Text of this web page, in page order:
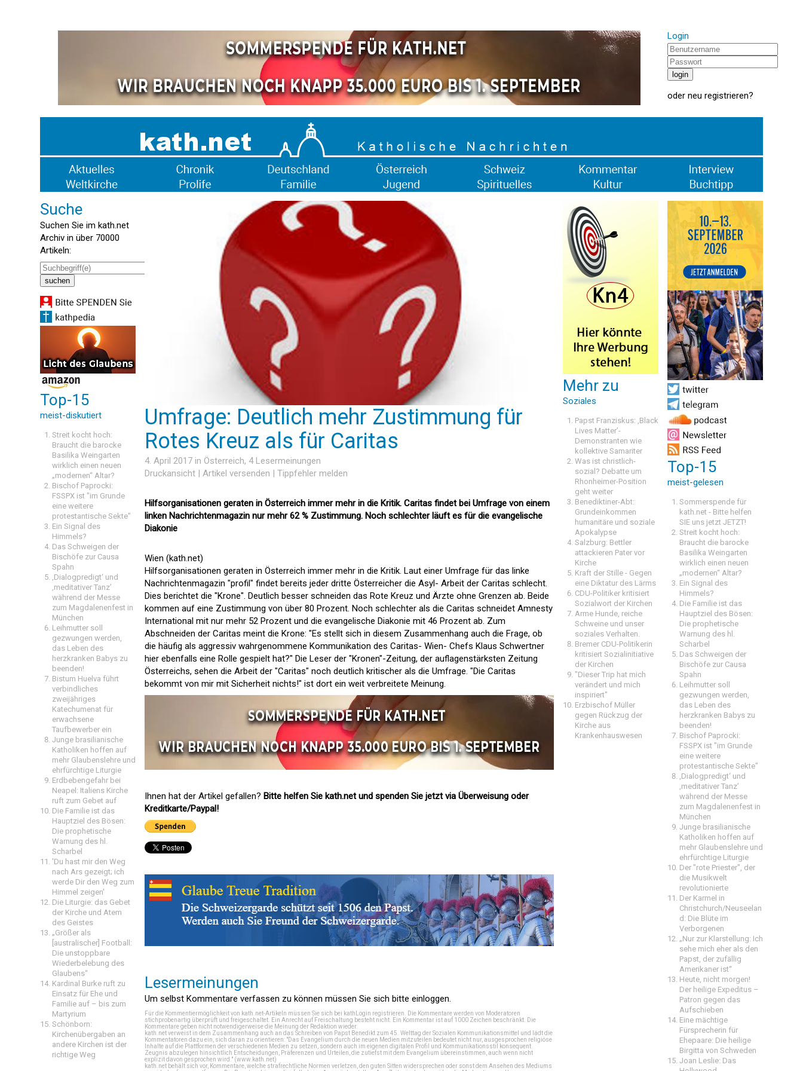
Login
oder neu registrieren?
Suche
Suchen Sie im kath.net
Archiv in über 70000
Artikeln:
Top-15
meist-diskutiert
Streit kocht hoch:
Braucht die barocke
Basilika Weingarten
wirklich einen neuen
„modernen“ Altar?
Bischof Paprocki:
FSSPX ist "im Grunde
eine weitere
protestantische Sekte"
Ein Signal des
Himmels?
Das Schweigen der
Bischöfe zur Causa
Spahn
‚Dialogpredigt‘ und
‚meditativer Tanz’
während der Messe
zum Magdalenenfest in
München
Leihmutter soll
gezwungen werden,
das Leben des
herzkranken Babys zu
beenden!
Bistum Huelva führt
verbindliches
zweijähriges
Katechumenat für
erwachsene
Taufbewerber ein
Junge brasilianische
Katholiken hoffen auf
mehr Glaubenslehre und
ehrfürchtige Liturgie
Erdbebengefahr bei
Neapel: Italiens Kirche
ruft zum Gebet auf
Die Familie ist das
Hauptziel des Bösen:
Die prophetische
Warnung des hl.
Scharbel
'Du hast mir den Weg
nach Ars gezeigt; ich
werde Dir den Weg zum
Himmel zeigen'
Die Liturgie: das Gebet
der Kirche und Atem
des Geistes
„Größer als
[australischer] Football:
Die unstoppbare
Wiederbelebung des
Glaubens“
Kardinal Burke ruft zu
Einsatz für Ehe und
Familie auf – bis zum
Martyrium
Schönborn:
Kirchenübergaben an
andere Kirchen ist der
richtige Weg
Umfrage: Deutlich mehr Zustimmung für
Rotes Kreuz als für Caritas
4. April 2017 in Österreich, 4 Lesermeinungen
Druckansicht | Artikel versenden | Tippfehler melden
Hilfsorganisationen geraten in Österreich immer mehr in die Kritik. Caritas findet bei Umfrage von einem
linken Nachrichtenmagazin nur mehr 62 % Zustimmung. Noch schlechter läuft es für die evangelische
Diakonie
Wien (kath.net)
Hilfsorganisationen geraten in Österreich immer mehr in die Kritik. Laut einer Umfrage für das linke
Nachrichtenmagazin "profil" findet bereits jeder dritte Österreicher die Asyl- Arbeit der Caritas schlecht.
Dies berichtet die "Krone". Deutlich besser schneiden das Rote Kreuz und Ärzte ohne Grenzen ab. Beide
kommen auf eine Zustimmung von über 80 Prozent. Noch schlechter als die Caritas schneidet Amnesty
International mit nur mehr 52 Prozent und die evangelische Diakonie mit 46 Prozent ab. Zum
Abschneiden der Caritas meint die Krone: "Es stellt sich in diesem Zusammenhang auch die Frage, ob
die häufig als aggressiv wahrgenommene Kommunikation des Caritas- Wien- Chefs Klaus Schwertner
hier ebenfalls eine Rolle gespielt hat?" Die Leser der "Kronen"-Zeitung, der auflagenstärksten Zeitung
Österreichs, sehen die Arbeit der "Caritas" noch deutlich kritischer als die Umfrage. "Die Caritas
bekommt von mir mit Sicherheit nichts!" ist dort ein weit verbreitete Meinung.
Ihnen hat der Artikel gefallen? Bitte helfen Sie kath.net und spenden Sie jetzt via Überweisung oder
Kreditkarte/Paypal!
Lesermeinungen
Um selbst Kommentare verfassen zu können müssen Sie sich bitte einloggen.
Für die Kommentiermöglichkeit von kath.net-Artikeln müssen Sie sich bei kathLogin registrieren . Die Kommentare werden von Moderatoren
stichprobenartig überprüft und freigeschaltet. Ein Anrecht auf Freischaltung besteht nicht. Ein Kommentar ist auf 1000 Zeichen beschränkt. Die
Kommentare geben nicht notwendigerweise die Meinung der Redaktion wieder.
kath.net verweist in dem Zusammenhang auch an das Schreiben von Papst Benedikt zum 45. Welttag der Sozialen Kommunikationsmittel und lädt die
Kommentatoren dazu ein, sich daran zu orientieren: "Das Evangelium durch die neuen Medien mitzuteilen bedeutet nicht nur, ausgesprochen religiöse
Inhalte auf die Plattformen der verschiedenen Medien zu setzen, sondern auch im eigenen digitalen Profil und Kommunikationsstil konsequent
Zeugnis abzulegen hinsichtlich Entscheidungen, Präferenzen und Urteilen, die zutiefst mit dem Evangelium übereinstimmen, auch wenn nicht
explizit davon gesprochen wird." (www.kath.net)
kath.net behält sich vor, Kommentare, welche strafrechtliche Normen verletzen, den guten Sitten widersprechen oder sonst dem Ansehen des Mediums
Mehr zu
Soziales
Papst Franziskus: ‚Black
Lives Matter’-
Demonstranten wie
kollektive Samariter
Was ist christlich-
sozial? Debatte um
Rhonheimer-Position
geht weiter
Benediktiner-Abt:
Grundeinkommen
humanitäre und soziale
Apokalypse
Salzburg: Bettler
attackieren Pater vor
Kirche
Kraft der Stille - Gegen
eine Diktatur des Lärms
CDU-Politiker kritisiert
Sozialwort der Kirchen
Arme Hunde, reiche
Schweine und unser
soziales Verhalten.
Bremer CDU-Politikerin
kritisiert Sozialinitiative
der Kirchen
"Dieser Trip hat mich
verändert und mich
inspiriert"
Erzbischof Müller
gegen Rückzug der
Kirche aus
Krankenhauswesen
Top-15
meist-gelesen
Sommerspende für
kath.net - Bitte helfen
SIE uns jetzt JETZT!
Streit kocht hoch:
Braucht die barocke
Basilika Weingarten
wirklich einen neuen
„modernen“ Altar?
Ein Signal des
Himmels?
Die Familie ist das
Hauptziel des Bösen:
Die prophetische
Warnung des hl.
Scharbel
Das Schweigen der
Bischöfe zur Causa
Spahn
Leihmutter soll
gezwungen werden,
das Leben des
herzkranken Babys zu
beenden!
Bischof Paprocki:
FSSPX ist "im Grunde
eine weitere
protestantische Sekte"
‚Dialogpredigt‘ und
‚meditativer Tanz’
während der Messe
zum Magdalenenfest in
München
Junge brasilianische
Katholiken hoffen auf
mehr Glaubenslehre und
ehrfürchtige Liturgie
Der "rote Priester", der
die Musikwelt
revolutionierte
Der Karmel in
Christchurch/Neuseelan
d: Die Blüte im
Verborgenen
„Nur zur Klarstellung: Ich
sehe mich eher als den
Papst, der zufällig
Amerikaner ist“
Heute, nicht morgen!
Der heilige Expeditus –
Patron gegen das
Aufschieben
Eine mächtige
Fürsprecherin für
Ehepaare: Die heilige
Birgitta von Schweden
Joan Leslie: Das